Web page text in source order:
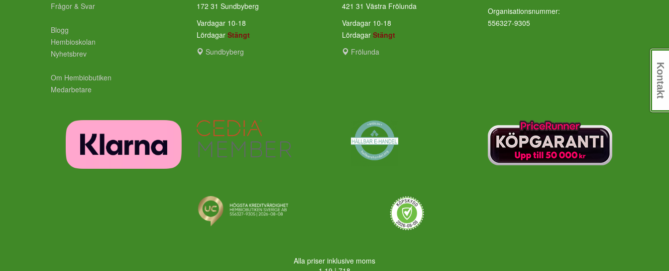
Frågor & Svar
Blogg
Hembioskolan
Nyhetsbrev
Om Hembiobutiken
Medarbetare
172 31 Sundbyberg
Vardagar 10-18
Lördagar Stängt
Sundbyberg
421 31 Västra Frölunda
Vardagar 10-18
Lördagar Stängt
Frölunda
Organisationsnummer:
556327-9305
Alla priser inklusive moms
Kontakt